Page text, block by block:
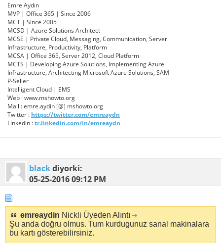
Emre Aydın
MVP | Office 365 | Since 2006
MCT | Since 2005
MCSD | Azure Solutions Architect
MCSE | Private Cloud, Messaging, Communication, Server
Infrastructure, Productivity, Platform
MCSA | Office 365, Server 2012, Cloud Platform
MCTS | Developing Azure Solutions, Implementing Azure
Infrastructure, Architecting Microsoft Azure Solutions, SAM
P-Seller
Intelligent Cloud | EMS
Web : www.mshowto.org
Mail : emre.aydin [@] mshowto.org
Twitter : https://twitter.com/emreaydn
Linkedin :tr.linkedin.com/in/emreaydn
blackdiyorki:
05-25-201609:12 PM
emreaydin Nickli Üyeden Alıntı
Şu anda doğru olmus. Tum kurdugunuz sanal makinalara
bu kartı gösterebilirsiniz.